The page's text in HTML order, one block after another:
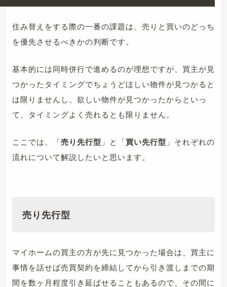
住み替えをする際の一番の課題は、売りと買いのどっち
を優先させるべきかの判断です。
基本的には同時併行で進めるのが理想ですが、買主が見
つかったタイミングでちょうどほしい物件が見つかると
は限りませんし、欲しい物件が見つかったからといっ
て、タイミングよく売れるとも限りません。
ここでは、「売り先行型 」と「買い先行型 」それぞれの
流れについて解説したいと思います。
売り先行型
マイホームの買主の方が先に見つかった場合は、買主に
事情を話せば売買契約を締結してから引き渡しまでの期
間を数ヶ月程度引き延ばせることもあるので、その間に